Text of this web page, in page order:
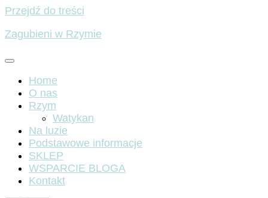
Przejdź do treści
Zagubieni w Rzymie
Home
O nas
Rzym
Watykan
Na luzie
Podstawowe informacje
SKLEP
WSPARCIE BLOGA
Kontakt